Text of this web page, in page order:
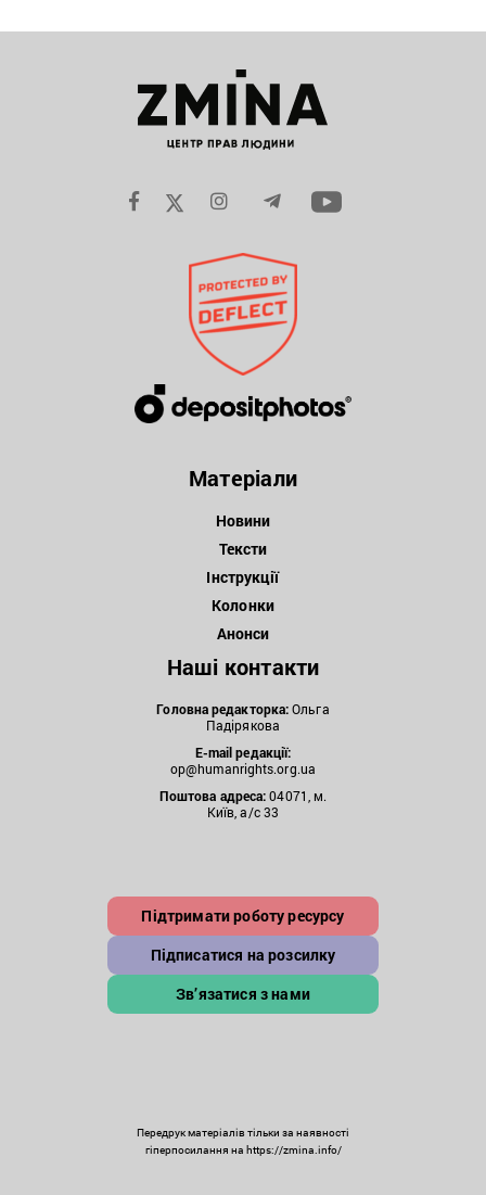
Матеріали
Новини
Тексти
Інструкції
Колонки
Анонси
Наші контакти
Головна редакторка:Ольга
Падірякова
E-mail редакції:
op@humanrights.org.ua
Поштова адреса:04071, м.
Київ, а/с 33
Підтримати роботу ресурсу
Підписатися на розсилку
Зв’язатися з нами
Передрук матеріалів тільки за наявності
гіперпосилання на https://zmina.info/